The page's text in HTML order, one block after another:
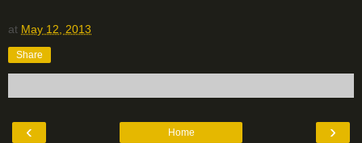
at May 12, 2013
Share
‹ ›
Home